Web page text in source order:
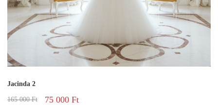
Jacinda 2
165 000Ft 75 000 Ft